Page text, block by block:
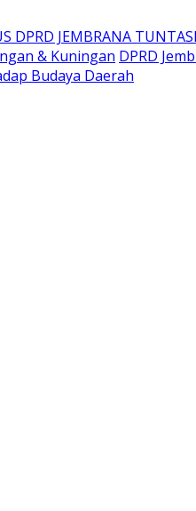
DPRD JEMBRANA
& Kuningan DPRD
Budaya Daerah